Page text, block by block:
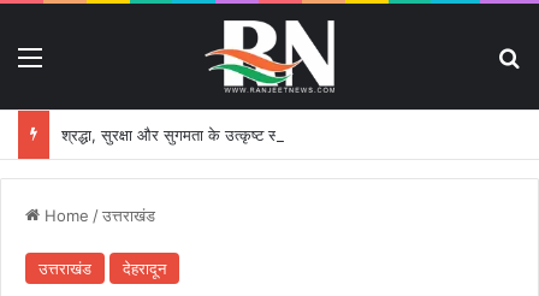
Home /उत्तराखंड
उत्तराखंड देहरादून